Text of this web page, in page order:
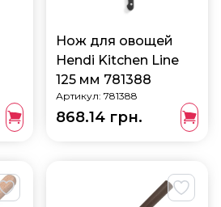
Нож для овощей
Hendi Kitchen Line
125 мм 781388
Артикул: 781388
868.14 грн.